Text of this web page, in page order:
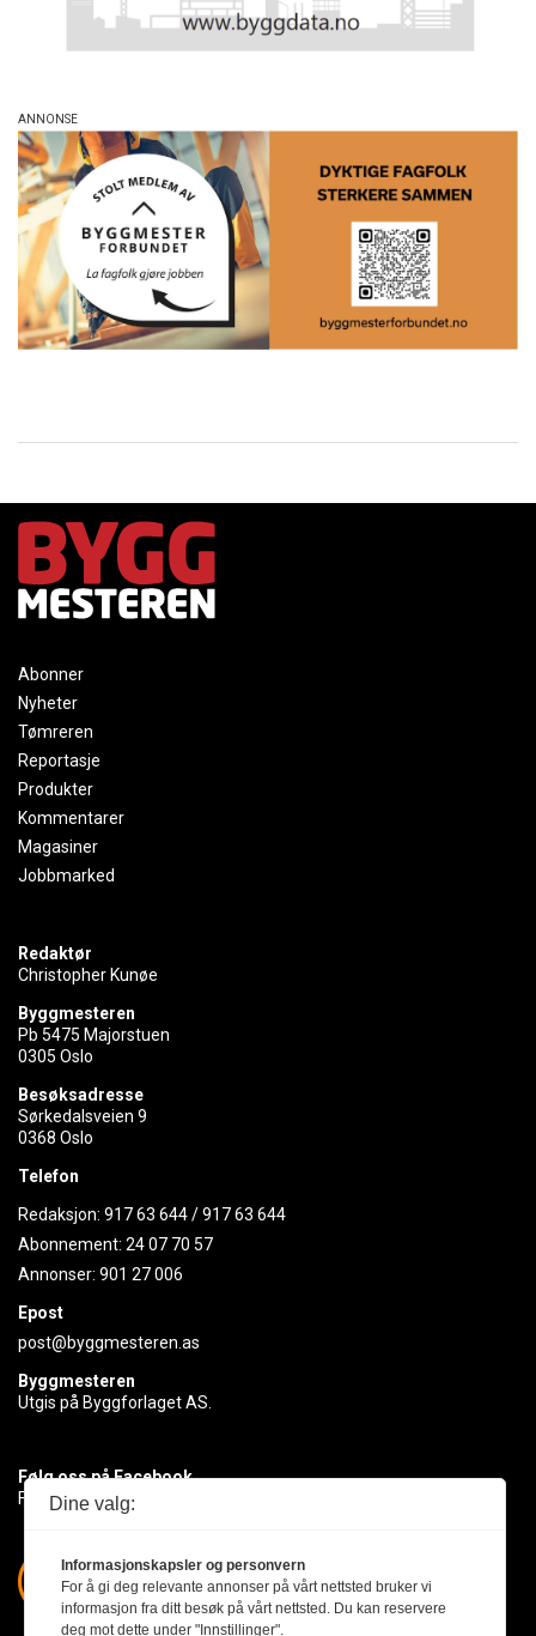
Abonner
Nyheter
Tømreren
Reportasje
Produkter
Kommentarer
Magasiner
Jobbmarked
Redaktør
Christopher Kunøe
Byggmesteren
Pb 5475 Majorstuen
0305 Oslo
Besøksadresse
Sørkedalsveien 9
0368 Oslo
Telefon
Redaksjon: 917 63 644/917 63 644
Abonnement: 24 07 70 57
Annonser: 901 27 006
Epost
post@byggmesteren.as
Byggmesteren
Utgis på Byggforlaget AS.
Følg oss på Facebook
Få med deg det siste innen byggebransjen
Dine valg:
Informasjonskapsler og personvern
For å gi deg relevante annonser på vårt nettsted bruker vi
informasjon fra ditt besøk på vårt nettsted. Du kan reservere
deg mot dette under "Innstillinger".